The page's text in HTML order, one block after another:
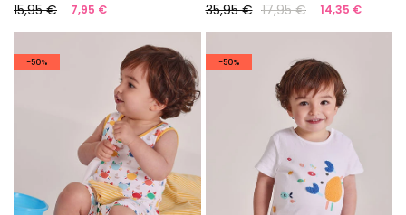
15,95 €
7,95 €
35,95 € 17,95 € 14,35 €
-50% -50%